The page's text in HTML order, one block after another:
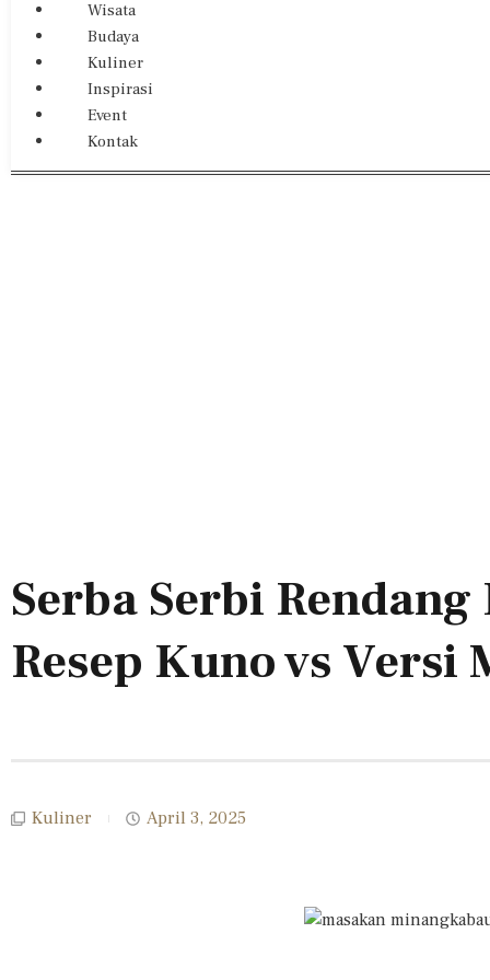
Wisata
Budaya
Kuliner
Inspirasi
Event
Kontak
Serba Serbi
Resep Kuno vs Versi
Kuliner April 3, 2025